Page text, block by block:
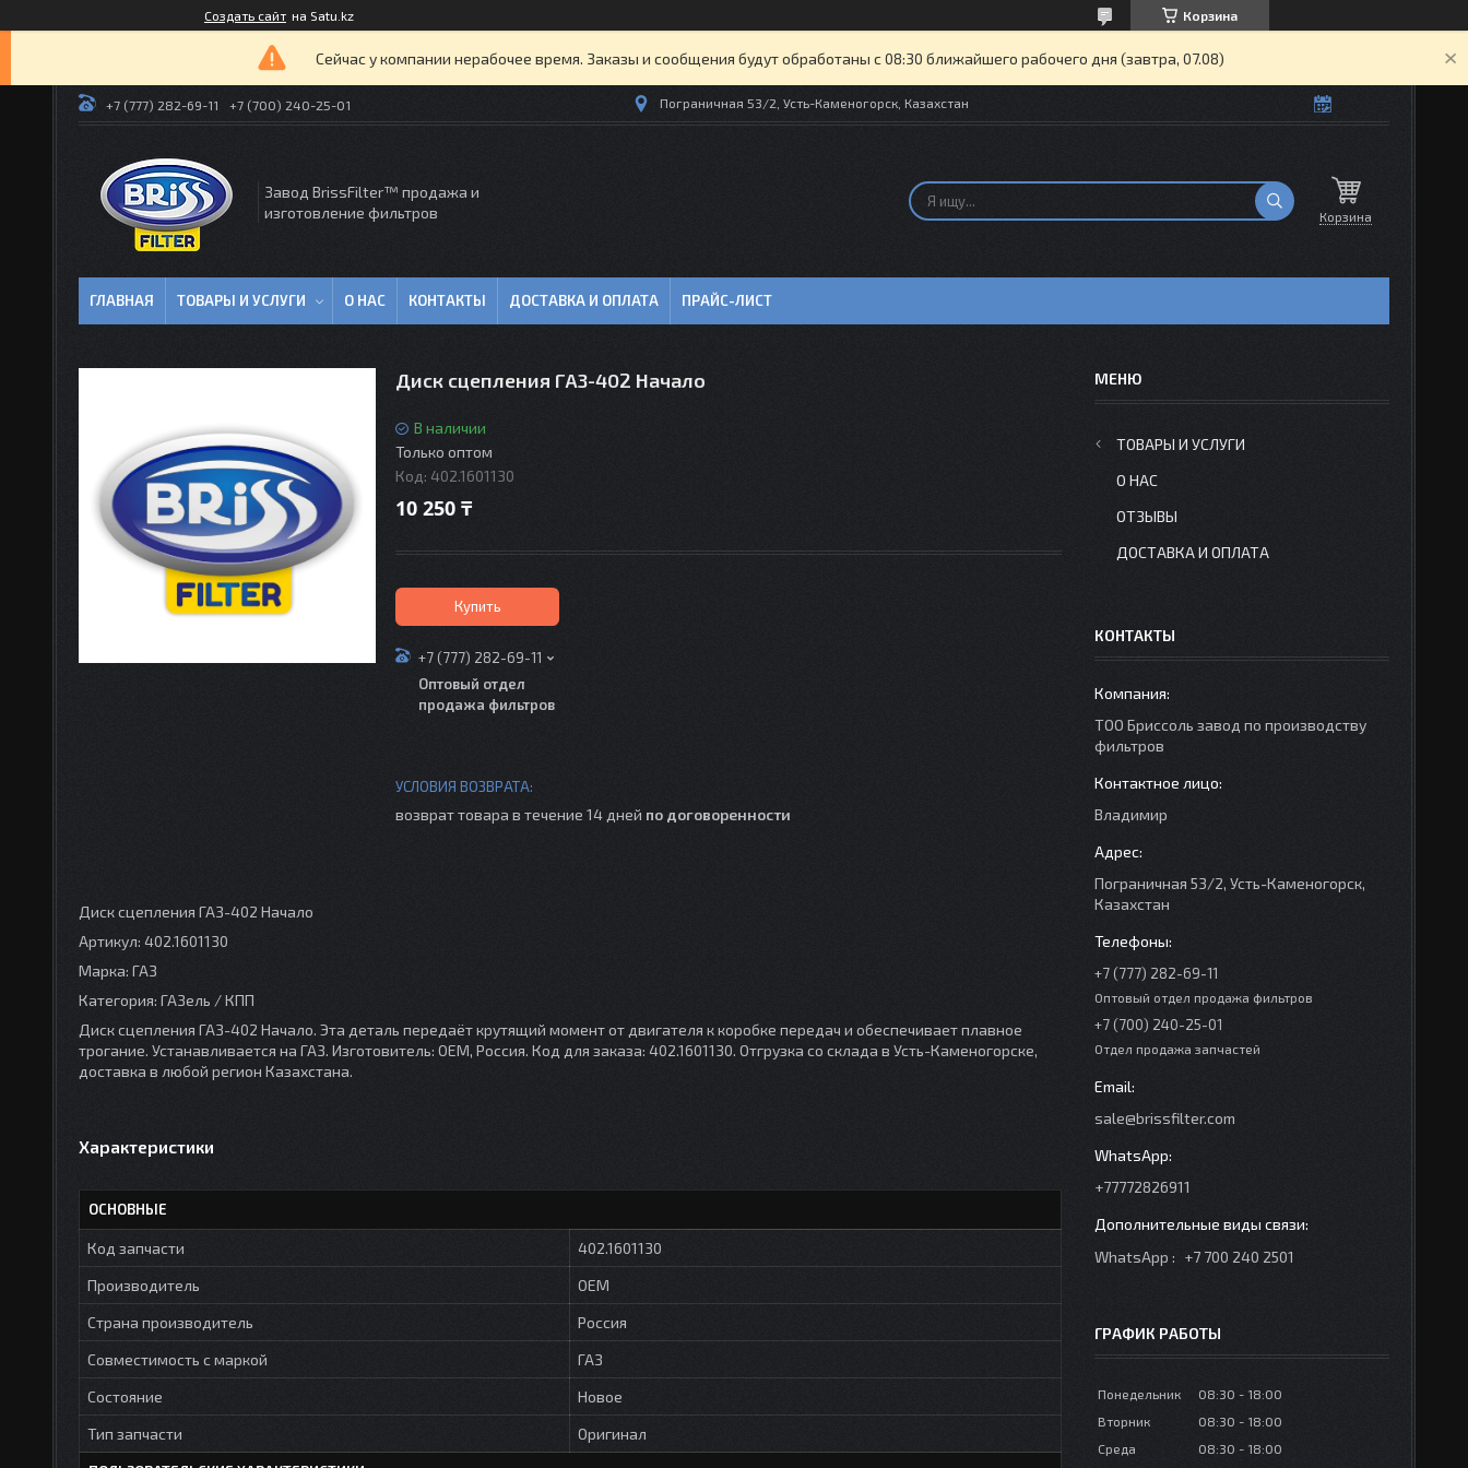
Создать сайт на Satu.kz Корзина
Сейчас у компании нерабочее время. Заказы и сообщения будут обработаны с 08:30 ближайшего рабочего дня (завтра, 07.08)
+7 (777) 282-69-11 +7 (700) 240-25-01 Пограничная 53/2, Усть-Каменогорск, Казахстан
Завод BrissFilter™ продажа и
изготовление фильтров
Корзина
ГЛАВНАЯ ТОВАРЫ И УСЛУГИ О НАС КОНТАКТЫ ДОСТАВКА И ОПЛАТА ПРАЙС-ЛИСТ
Диск сцепления ГАЗ-402 Начало
В наличии
Только оптом
Код: 402.1601130
10 250 ₸
Купить
+7 (777) 282-69-11
Оптовый отдел
продажа фильтров
возврат товара в течение 14 дней по договоренности
Диск сцепления ГАЗ-402 Начало
Артикул: 402.1601130
Марка: ГАЗ
Категория: ГАЗель / КПП
Диск сцепления ГАЗ-402 Начало. Эта деталь передаёт крутящий момент от двигателя к коробке передач и обеспечивает плавное
трогание. Устанавливается на ГАЗ. Изготовитель: OEM, Россия. Код для заказа: 402.1601130. Отгрузка со склада в Усть-Каменогорске,
доставка в любой регион Казахстана.
Характеристики
ОСНОВНЫЕ
Код запчасти
402.1601130
Производитель
OEM
Страна производитель
Россия
Совместимость с маркой
ГАЗ
Состояние
Новое
Тип запчасти
Оригинал
ТОВАРЫ И УСЛУГИ
О НАС
ОТЗЫВЫ
ДОСТАВКА И ОПЛАТА
КОНТАКТЫ
ТОО Бриссоль завод по производству
фильтров
Владимир
Пограничная 53/2, Усть-Каменогорск,
Казахстан
+7 (777) 282-69-11
Оптовый отдел продажа фильтров
+7 (700) 240-25-01
Отдел продажа запчастей
sale@brissfilter.com
+77772826911
WhatsApp +7 700 240 2501
ГРАФИК РАБОТЫ
Понедельник 08:30
18:00
Вторник
08:30
18:00
Среда
08:30 18:00